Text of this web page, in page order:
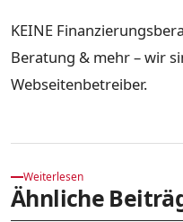
KEINE
Beratung & mehr – wir
Webseitenbetreiber.
Weiterlesen
Ähnliche